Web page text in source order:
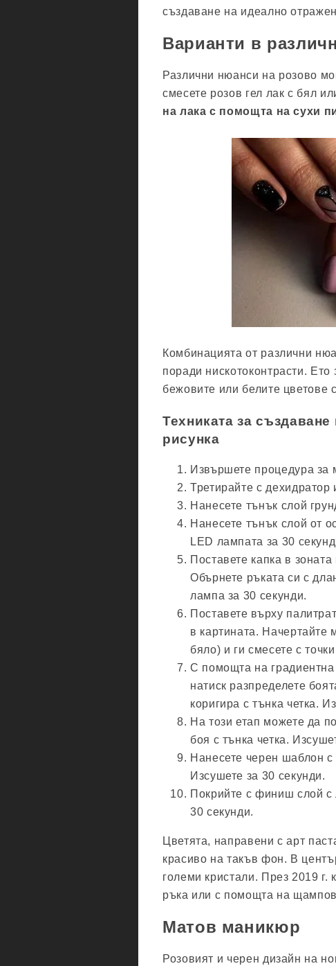
създаване на идеално
Варианти в
Различни нюанси на розово
смесете розов гел лак с бял
на лака с помощта на сухи
Комбинацията от различни
поради нискотоконтрасти.
бежовите или белите цветове
Техниката за
рисунка
Извършете процедура за
Третирайте с дехидратор
Нанесете тънък слой
Нанесете тънък слой от
LED лампата за 30
Поставете капка в
Обърнете ръката си с
лампа за 30 секунди.
Поставете върху
в картината. Начертайте
бяло) и ги смесете с
С помощта на градиентна
натиск разпределете
коригира с тънка четка.
На този етап можете да
боя с тънка четка.
Нанесете черен шаблон
Изсушете за 30 секунди.
Покрийте с финиш слой с
30 секунди.
Цветята, направени с арт
красиво на такъв фон. В
големи кристали. През 2019 г.
ръка или с помощта на
Матов маникюр
Розовият и черен дизайн на